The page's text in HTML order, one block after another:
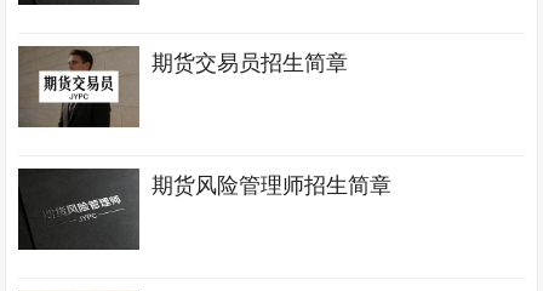
期货交易员招生简章
期货风险管理师招生简章